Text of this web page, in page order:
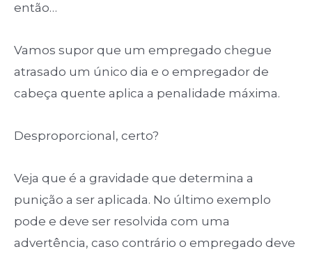
então…
Vamos supor que um empregado chegue
atrasado um único dia e o empregador de
cabeça quente aplica a penalidade máxima.
Desproporcional, certo?
Veja que é a gravidade que determina a
punição a ser aplicada. No último exemplo
pode e deve ser resolvida com uma
advertência, caso contrário o empregado deve